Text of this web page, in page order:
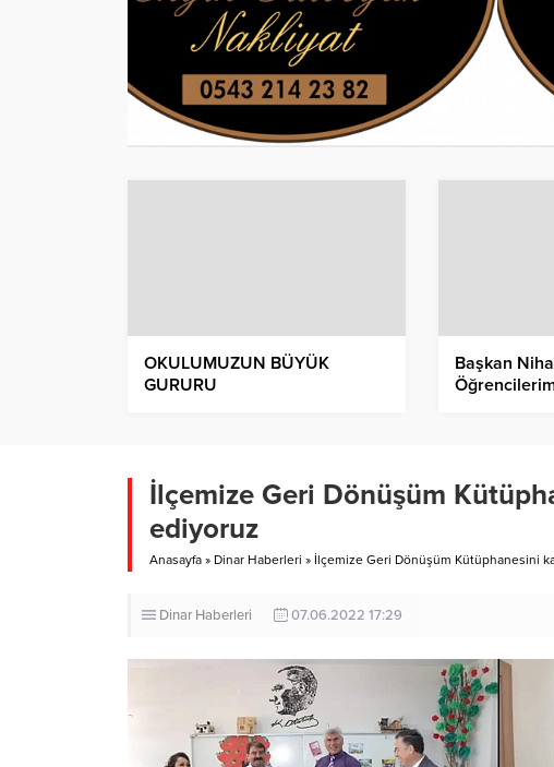
OKULUMUZUN BÜYÜK
GURURU
Başkan
İlçemize Geri Dönüşüm
ediyoruz
Anasayfa » Dinar Haberleri » İlçemize Geri Dönüşüm Kütüphanesini
Dinar Haberleri 07.06.2022 17:29